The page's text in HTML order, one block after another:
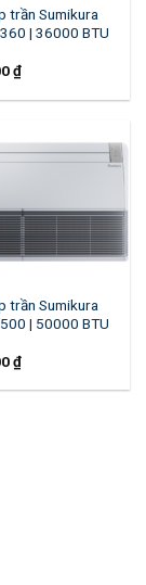
trần Sumikura
| 36000 BTU
₫
trần Sumikura
| 50000 BTU
₫